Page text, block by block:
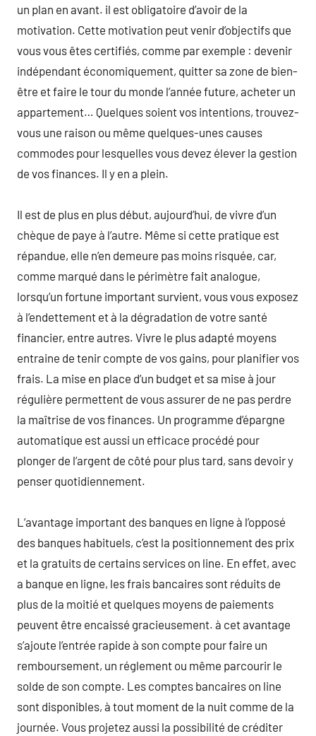
un plan en avant. il est obligatoire d’avoir de la
motivation. Cette motivation peut venir d’objectifs que
vous vous êtes certifiés, comme par exemple : devenir
indépendant économiquement, quitter sa zone de bien-
être et faire le tour du monde l’année future, acheter un
appartement… Quelques soient vos intentions, trouvez-
vous une raison ou même quelques-unes causes
commodes pour lesquelles vous devez élever la gestion
de vos finances. Il y en a plein.
Il est de plus en plus début, aujourd’hui, de vivre d’un
chèque de paye à l’autre. Même si cette pratique est
répandue, elle n’en demeure pas moins risquée, car,
comme marqué dans le périmètre fait analogue,
lorsqu’un fortune important survient, vous vous exposez
à l’endettement et à la dégradation de votre santé
financier, entre autres. Vivre le plus adapté moyens
entraine de tenir compte de vos gains, pour planifier vos
frais. La mise en place d’un budget et sa mise à jour
régulière permettent de vous assurer de ne pas perdre
la maîtrise de vos finances. Un programme d’épargne
automatique est aussi un efficace procédé pour
plonger de l’argent de côté pour plus tard, sans devoir y
penser quotidiennement.
L’avantage important des banques en ligne à l’opposé
des banques habituels, c’est la positionnement des prix
et la gratuits de certains services on line. En effet, avec
a banque en ligne, les frais bancaires sont réduits de
plus de la moitié et quelques moyens de paiements
peuvent être encaissé gracieusement. à cet avantage
s’ajoute l’entrée rapide à son compte pour faire un
remboursement, un réglement ou même parcourir le
solde de son compte. Les comptes bancaires on line
sont disponibles, à tout moment de la nuit comme de la
journée. Vous projetez aussi la possibilité de créditer